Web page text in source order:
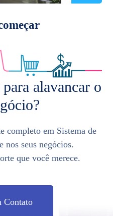
alavancar o
completo em Sistema de
nos seus negócios.
que você merece.
Contato